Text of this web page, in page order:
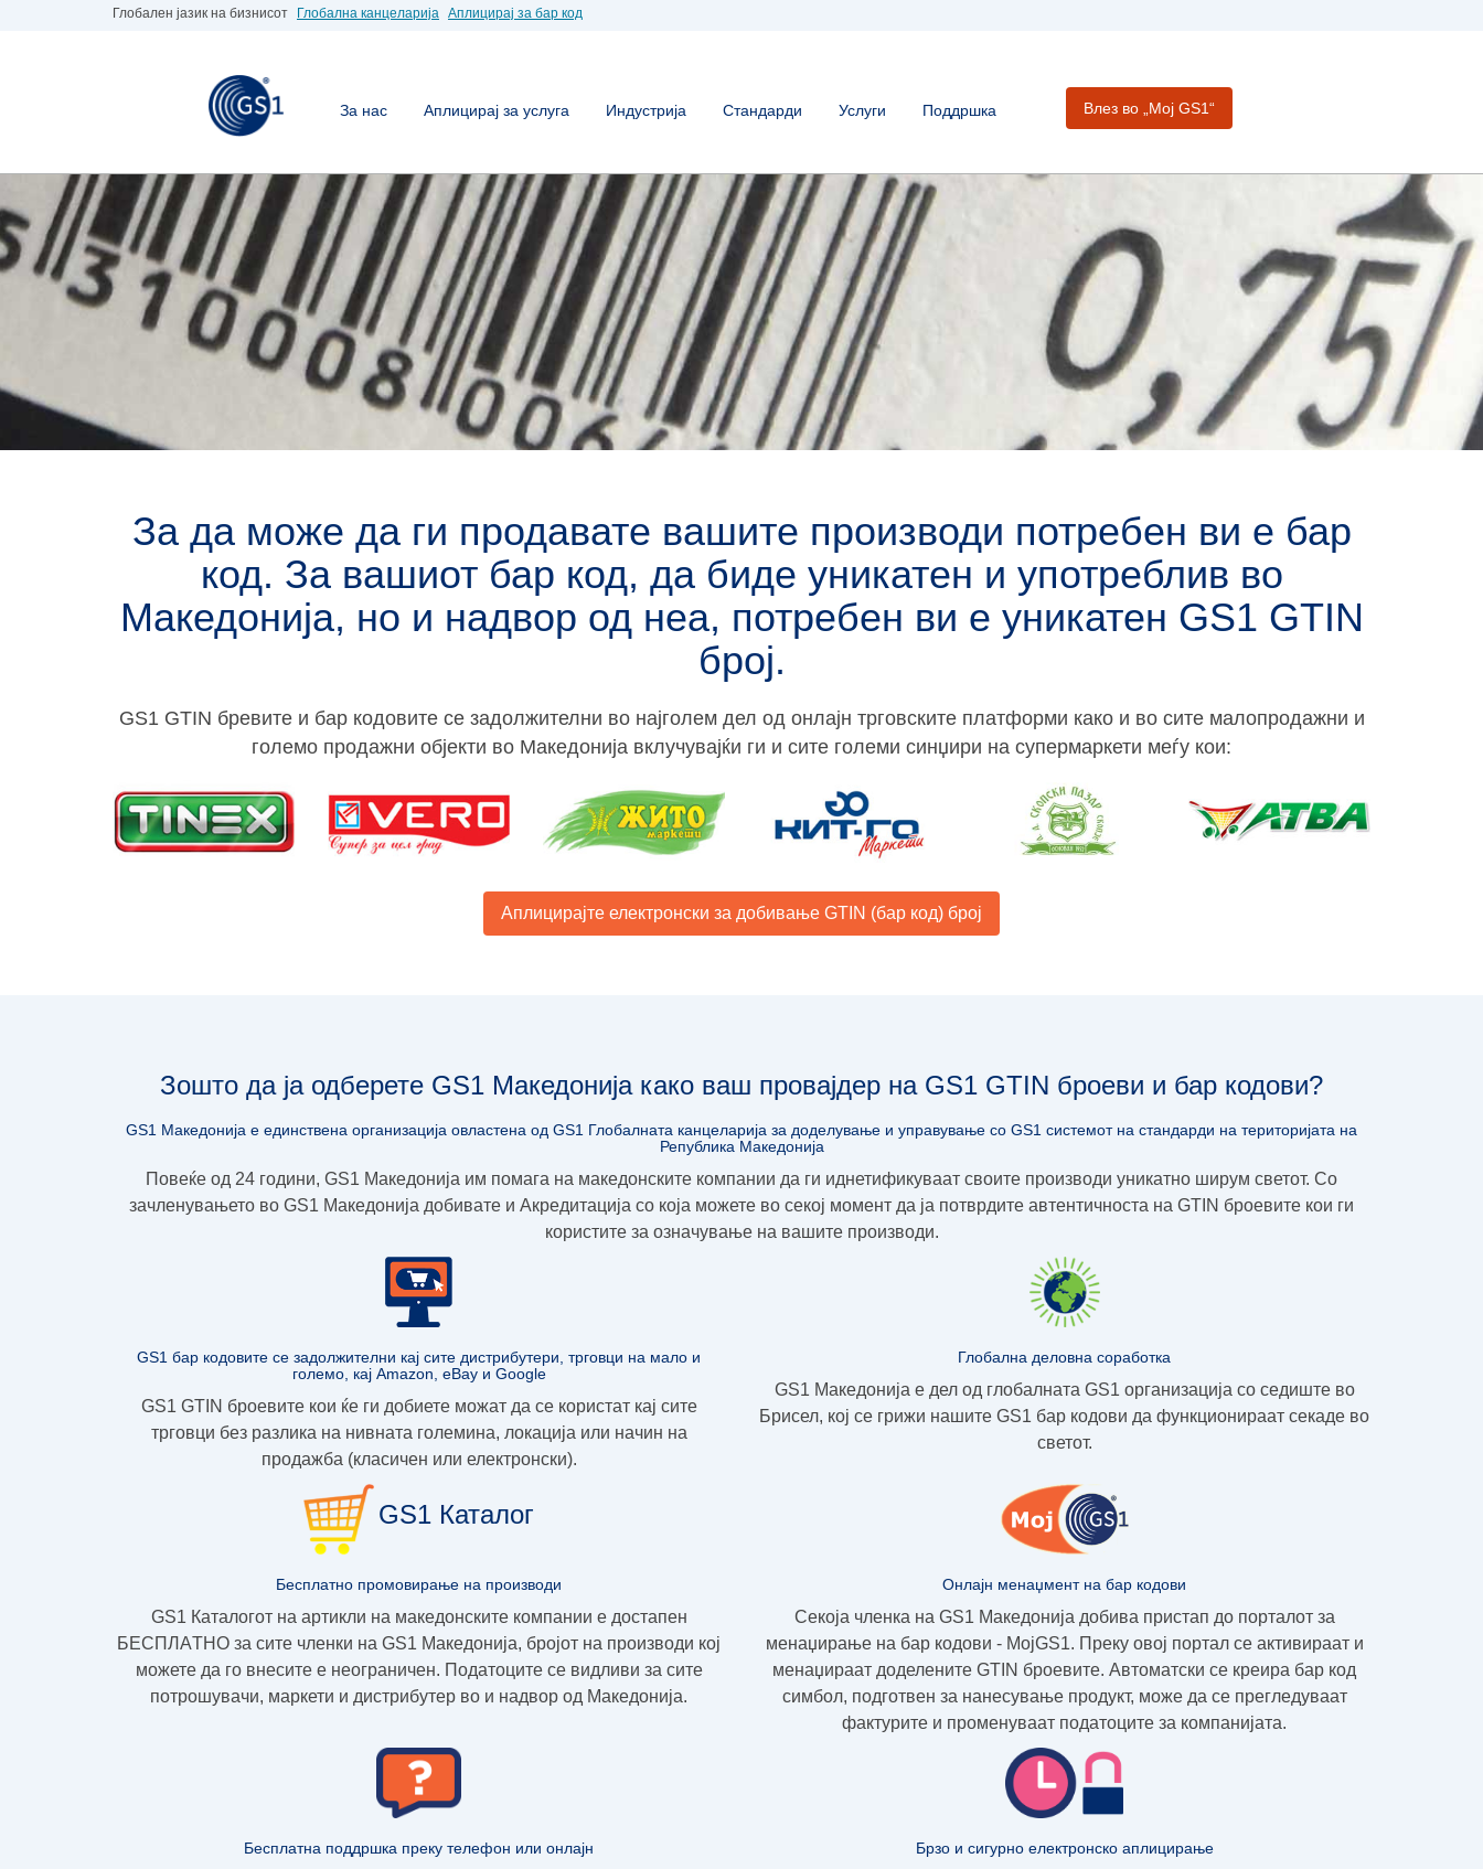
Глобален јазик на бизнисот Глобална канцеларија Аплицирај за бар код
За нас Аплицирај за услуга Индустрија Стандарди Услуги Поддршка Влез во „Moj GS1“
За да може да ги продавате вашите производи потребен ви е бар
код. За вашиот бар код, да биде уникатен и употреблив во
Македонија, но и надвор од неа, потребен ви е уникатен GS1 GTIN
број.
GS1 GTIN бревите и бар кодовите се задолжителни во најголем дел од онлајн трговските платформи како и во сите малопродажни и
големо продажни објекти во Македонија вклучувајќи ги и сите големи синџири на супермаркети меѓу кои:
Аплицирајте електронски за добивање GTIN (бар код) број
Зошто да ја одберете GS1 Македонија како ваш провајдер на GS1 GTIN броеви и бар кодови?
GS1 Македонија е единствена организација овлaстена од GS1 Глобалната канцеларија за доделување и управување со GS1 системот на стандарди на територијата на
Република Македонија
Повеќе од 24 години, GS1 Македoнија им помага на македонските компании да ги иднетификуваат своите производи уникатно ширум светот. Со
зачленувањето во GS1 Македонија добивате и Акредитација со која можете во секој момент да ја потврдите автентичноста на GTIN броевите кои ги
користите за означување на вашите производи.
GS1 бар кодовите се задолжителни кај сите дистрибутери, трговци на мало и
големо, кај Amazon, eBay и Google
GS1 GTIN броевите кои ќе ги добиете можат да се користат кај сите
трговци без разлика на нивната големина, локација или начин на
продажба (класичен или електронски).
Глобална деловна соработка
GS1 Македонија е дел од глобалната GS1 организација со седиште во
Брисел, кој се грижи нашите GS1 бар кодови да функционираат секаде во
светот.
GS1 Каталог
Бесплатно промовирање на производи
GS1 Каталогот на артикли на македонските компании е достапен
БЕСПЛAТНО за сите членки на GS1 Македoнија, бројот на производи кој
можете да го внесите е неограничен. Податоците се видливи за сите
потрошувачи, маркети и дистрибутер во и надвор од Македонија.
Онлајн менаџмент на бар кодови
Секоја членка на GS1 Македонија добива пристап до порталот за
менаџирање на бар кодови - МојGS1. Преку овој портал се активираат и
менаџираат доделените GTIN броевите. Автоматски се креира бар код
симбол, подготвен за нанесување продукт, може да се прегледуваат
фактурите и променуваат податоците за компанијата.
Бесплатна поддршка преку телефон или онлајн Брзо и сигурно електронско аплицирање